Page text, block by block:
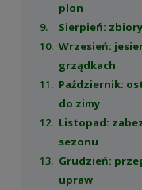
plon
Sierpień:
Wrzesień:
grządkach
Październik:
do zimy
Listopad:
sezonu
Grudzień:
upraw